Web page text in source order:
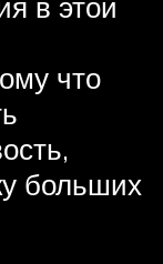
что
больших